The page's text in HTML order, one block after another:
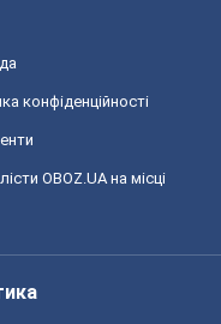
конфіденційності
OBOZ.UA на місці